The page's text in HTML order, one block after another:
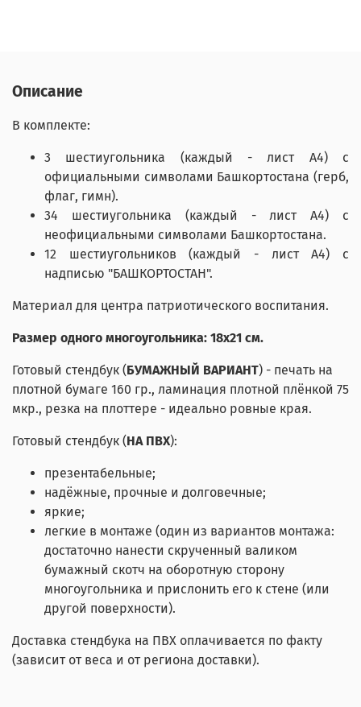
Описание
В комплекте:
3 шестиугольника (каждый - лист А4) с
официальными символами Башкортостана (герб,
флаг, гимн).
34 шестиугольника (каждый - лист А4) с
неофициальными символами Башкортостана.
12 шестиугольников (каждый - лист А4) с
надписью "БАШКОРТОСТАН".
Материал для центра патриотического воспитания.
Размер одного многоугольника: 18x21 см.
Готовый стендбук (БУМАЖНЫЙ ВАРИАНТ) - печать на
плотной бумаге 160 гр., ламинация плотной плёнкой 75
мкр., резка на плоттере - идеально ровные края.
Готовый стендбук (НА ПВХ):
презентабельные;
надёжные, прочные и долговечные;
яркие;
легкие в монтаже (один из вариантов монтажа:
достаточно нанести скрученный валиком
бумажный скотч на оборотную сторону
многоугольника и прислонить его к стене (или
другой поверхности).
Доставка стендбука на ПВХ оплачивается по факту
(зависит от веса и от региона доставки).